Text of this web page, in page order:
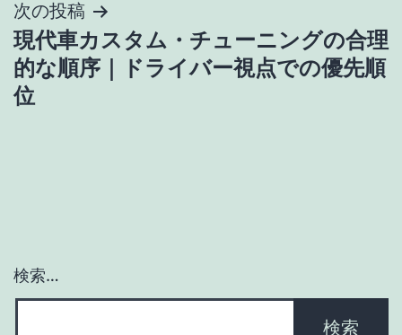
ビ
ゲ
ー
次の投稿
現代車カスタム・チューニングの合理
的な順序｜ドライバー視点での優先順
位
検索…